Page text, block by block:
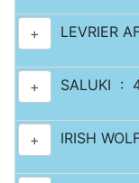
+ LEVRIER
+ SALUKI :
+ IRISH